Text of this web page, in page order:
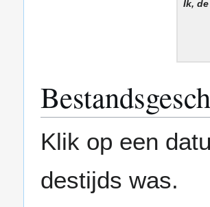
Ik,
Klik op een
destijds was.